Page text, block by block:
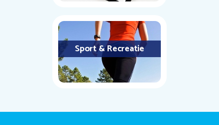
Sport & Recreatie